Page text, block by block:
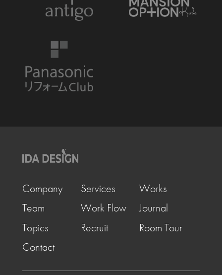
Company Services
Works
Team
Work Flow
Journal
Topics
Recruit
Room Tour
Contact